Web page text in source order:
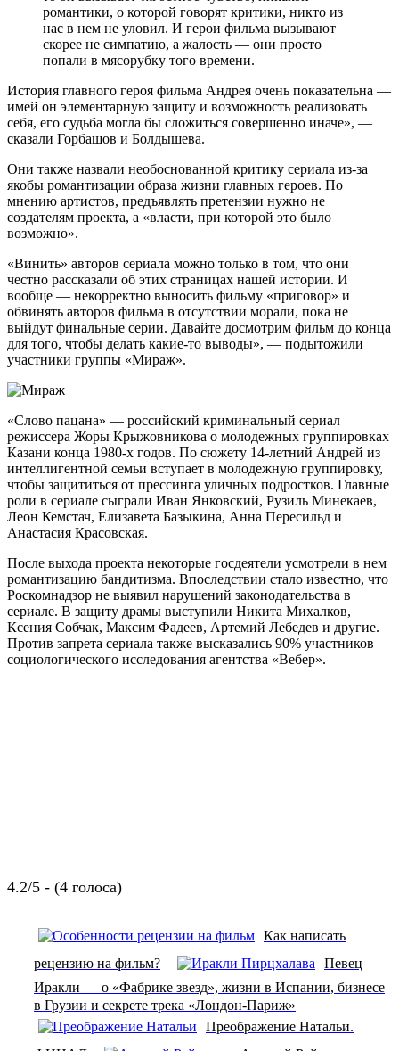
романтики, о которой говорят критики, никто из
нас в нем не уловил. И герои фильма вызывают
скорее не симпатию, а жалость — они просто
попали в мясорубку того времени.
История главного героя фильма Андрея очень показательна —
имей он элементарную защиту и возможность реализовать
себя, его судьба могла бы сложиться совершенно иначе», —
сказали Горбашов и Болдышева.
Они также назвали необоснованной критику сериала из-за
якобы романтизации образа жизни главных героев. По
мнению артистов, предъявлять претензии нужно не
создателям проекта, а «власти, при которой это было
возможно».
«Винить» авторов сериала можно только в том, что они
честно рассказали об этих страницах нашей истории. И
вообще — некорректно выносить фильму «приговор» и
обвинять авторов фильма в отсутствии морали, пока не
выйдут финальные серии. Давайте досмотрим фильм до конца
для того, чтобы делать какие-то выводы», — подытожили
участники группы «Мираж».
«Слово пацана» — российский криминальный сериал
режиссера Жоры Крыжовникова о молодежных группировках
Казани конца 1980-х годов. По сюжету 14-летний Андрей из
интеллигентной семьи вступает в молодежную группировку,
чтобы защититься от прессинга уличных подростков. Главные
роли в сериале сыграли Иван Янковский, Рузиль Минекаев,
Леон Кемстач, Елизавета Базыкина, Анна Пересильд и
Анастасия Красовская.
После выхода проекта некоторые госдеятели усмотрели в нем
романтизацию бандитизма. Впоследствии стало известно, что
Роскомнадзор не выявил нарушений законодательства в
сериале. В защиту драмы выступили Никита Михалков,
Ксения Собчак, Максим Фадеев, Артемий Лебедев и другие.
Против запрета сериала также высказались 90% участников
социологического исследования агентства «Вебер».
4.2/5 - (4 голоса)
Как написать
рецензию на фильм?
Певец
Иракли — о «Фабрике звезд», жизни в Испании, бизнесе
в Грузии и секрете трека «Лондон-Париж»
Преображение Натальи.